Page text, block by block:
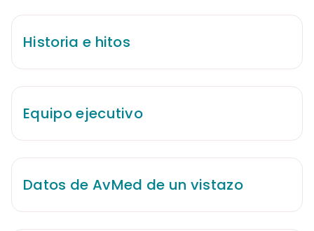
Historia e hitos
Equipo ejecutivo
Datos de AvMed de un vistazo